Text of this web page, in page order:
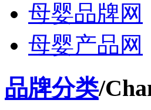
母婴品牌网
母婴产品网
品牌分类/